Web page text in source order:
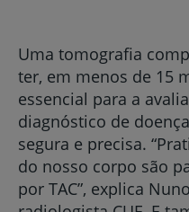
Uma tomografia
ter, em menos de 15
essencial para a
diagnóstico de
segura e precisa.
do nosso corpo são
por TAC”, explica